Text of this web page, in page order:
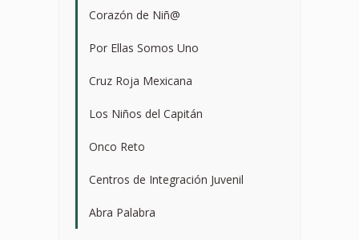
Corazón de Niñ@
Por Ellas Somos Uno
Cruz Roja Mexicana
Los Niños del Capitán
Onco Reto
Centros de Integración Juvenil
Abra Palabra